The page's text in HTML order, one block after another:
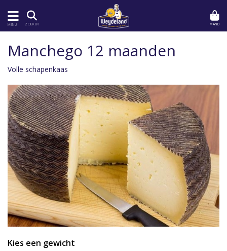
MENU ZOEKEN MAND
Manchego 12 maanden
Volle schapenkaas
Kies een gewicht